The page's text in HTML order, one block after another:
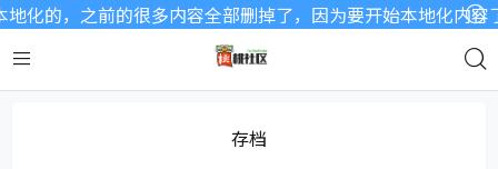
化的，之前的很多内容全部删掉了，因为要开始本地化内
存档